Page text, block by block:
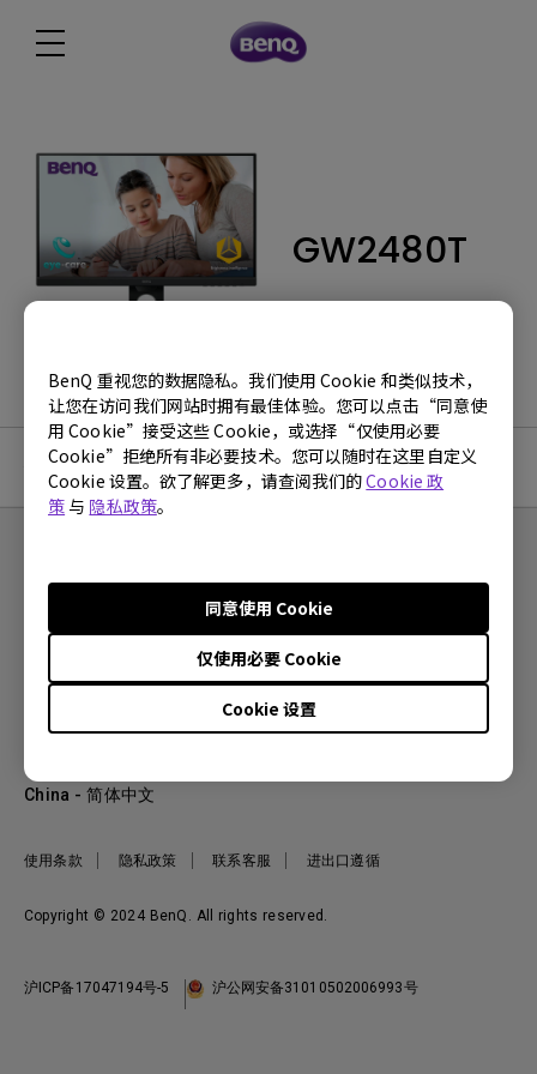
BenQ 重视您的数据隐私。我们使用 Cookie 和类似技术，
让您在访问我们网站时拥有最佳体验。您可以点击“同意使
用 Cookie”接受这些 Cookie，或选择“仅使用必要
Cookie”拒绝所有非必要技术。您可以随时在这里自定义
Cookie 设置。欲了解更多，请查阅我们的Cookie 政
策 与 隐私政策。
Cookie 设置
仅使用必要 Cookie
同意使用 Cookie
GW2480T
使用手册
产品
WiT智能灯
关于明基
企业社会责任
服务支持
档案下载与常见问题
Copyright © 2024 BenQ. All rights reserved.
使用条款 隐私政策 联系客服 进出口遵循
China - 简体中文
沪ICP备17047194号-5 沪公网安备31010502006993号